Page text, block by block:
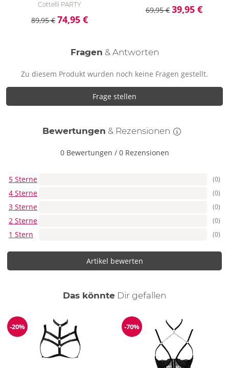
Cottelli PARTY
89,95 € 74,95 €
69,95 € 39,95 €
Fragen & Antworten
Zu diesem Produkt wurden noch keine Fragen gestellt.
Frage stellen
Bewertungen & Rezensionen
0 Bewertungen / 0 Rezensionen
5 Sterne (0)
4 Sterne (0)
3 Sterne (0)
2 Sterne (0)
1 Stern (0)
Artikel bewerten
Das könnte Dir auch
gefallen
Reduzierung
-20% Reduzierung
-70%